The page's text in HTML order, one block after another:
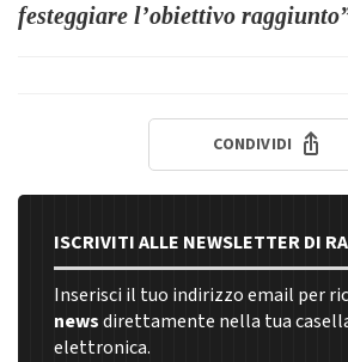
festeggiare l’obiettivo
CONDIVIDI
ISCRIVITI ALLE NEWSLETTER DI
Inserisci il tuo indirizzo email per
newsdirettamente nella tua
elettronica.